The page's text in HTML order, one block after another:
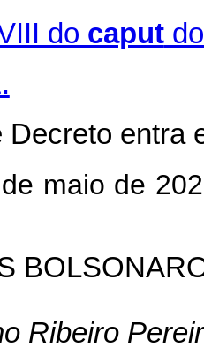
do caput
entra
maio de
Ribeiro